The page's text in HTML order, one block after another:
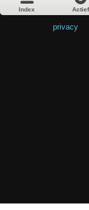
Index Actief
privacy